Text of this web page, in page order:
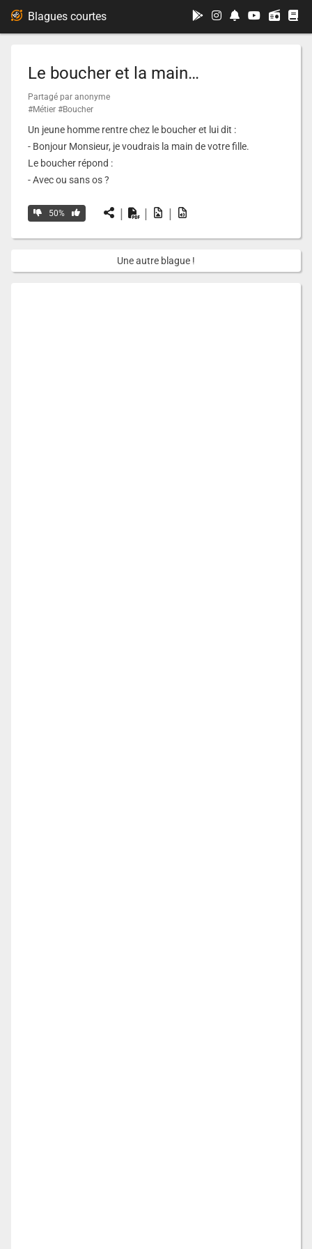
Le boucher et la main…
Partagé par anonyme
#Métier #Boucher
Un jeune homme rentre chez le boucher et lui dit :
- Bonjour Monsieur, je voudrais la main de votre fille.
Le boucher répond :
- Avec ou sans os ?
50% | | |
Une autre blague !
Blagues courtes